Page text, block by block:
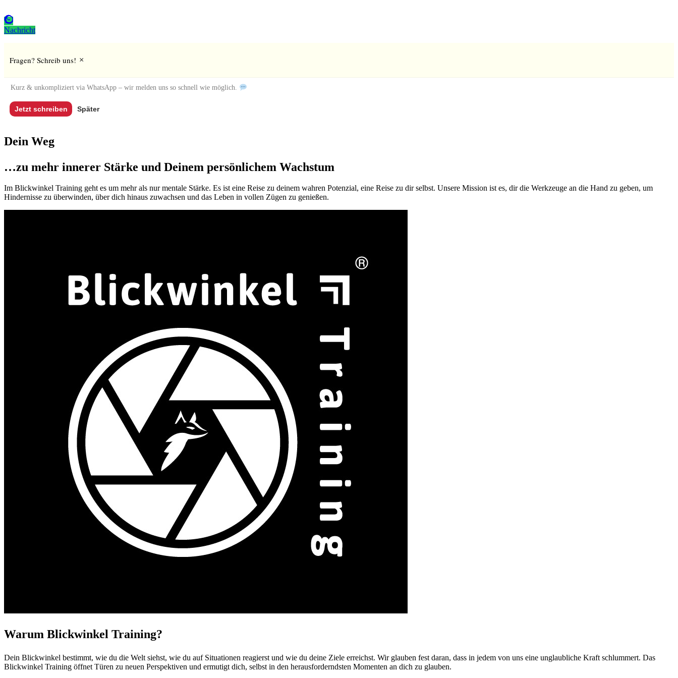
Nachricht
Fragen? Schreib uns! ×
Kurz & unkompliziert via WhatsApp – wir melden uns so schnell wie möglich.
Jetzt schreiben Später
Dein Weg
…zu mehr innerer Stärke und Deinem persönlichem Wachstum
Im Blickwinkel Training geht es um mehr als nur mentale Stärke. Es ist eine Reise zu deinem wahren Potenzial, eine Reise zu dir selbst. Unsere Mission ist es, dir die Werkzeuge an die Hand zu geben, um
Hindernisse zu überwinden, über dich hinaus zuwachsen und das Leben in vollen Zügen zu genießen.
Warum Blickwinkel Training?
Dein Blickwinkel bestimmt, wie du die Welt siehst, wie du auf Situationen reagierst und wie du deine Ziele erreichst. Wir glauben fest daran, dass in jedem von uns eine unglaubliche Kraft schlummert. Das
Blickwinkel Training öffnet Türen zu neuen Perspektiven und ermutigt dich, selbst in den herausforderndsten Momenten an dich zu glauben.